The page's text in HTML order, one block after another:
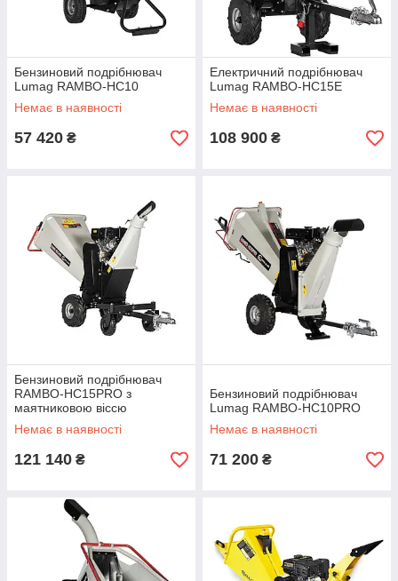
Бензиновий подрібнювач
Lumag RAMBO-HC10
Немає в наявності
57 420 ₴
Електричний подрібнювач
Lumag RAMBO-HC15Е
Немає в наявності
108 900 ₴
Бензиновий подрібнювач
RAMBO-HC15PRO з
маятниковою віссю
Немає в наявності
121 140 ₴
Бензиновий подрібнювач
Lumag RAMBO-HC10PRO
Немає в наявності
71 200 ₴